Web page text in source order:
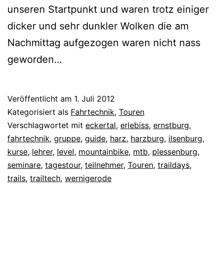
unseren Startpunkt und waren trotz einiger
dicker und sehr dunkler Wolken die am
Nachmittag aufgezogen waren nicht nass
geworden…
Veröffentlicht am 1. Juli 2012
Kategorisiert als Fahrtechnik, Touren
Verschlagwortet mit eckertal, erlebiss, ernstburg,
fahrtechnik, gruppe, guide, harz, harzburg, ilsenburg,
kurse, lehrer, level, mountainbike, mtb, plessenburg,
seminare, tagestour, teilnehmer, Touren, traildays,
trails, trailtech, wernigerode